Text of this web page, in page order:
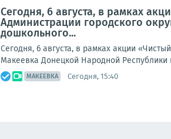
Сегодня, 6 августа, в рамках
Администрации городского
дошкольного...
Сегодня, 6 августа, в рамках акции
Макеевка Донецкой Народной Республики
МАКЕЕВКА Сегодня, 15:40